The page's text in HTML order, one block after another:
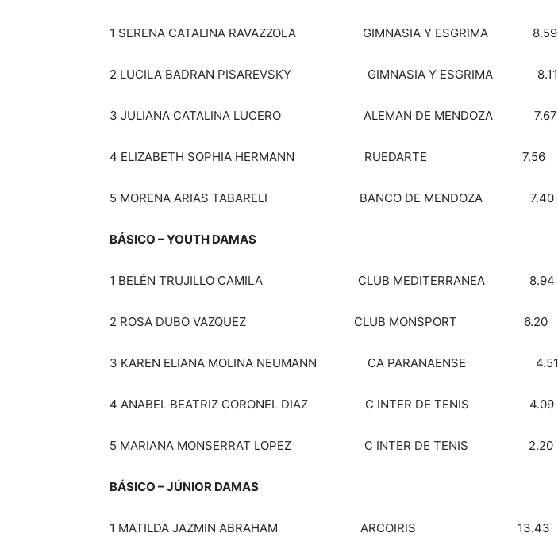
1 SERENA CATALINA RAVAZZOLA GIMNASIA Y ESGRIMA 8.59
2 LUCILA BADRAN PISAREVSKY GIMNASIA Y ESGRIMA 8.11
3 JULIANA CATALINA LUCERO ALEMAN DE MENDOZA 7.67
4 ELIZABETH SOPHIA HERMANN RUEDARTE 7.56
5 MORENA ARIAS TABARELI BANCO DE MENDOZA 7.40
BÁSICO – YOUTH DAMAS
1 BELÉN TRUJILLO CAMILA CLUB MEDITERRANEA 8.94
2 ROSA DUBO VAZQUEZ CLUB MONSPORT 6.20
3 KAREN ELIANA MOLINA NEUMANN CA PARANAENSE 4.51
4 ANABEL BEATRIZ CORONEL DIAZ C INTER DE TENIS 4.09
5 MARIANA MONSERRAT LOPEZ C INTER DE TENIS 2.20
BÁSICO – JÚNIOR DAMAS
1 MATILDA JAZMIN ABRAHAM ARCOIRIS 13.43